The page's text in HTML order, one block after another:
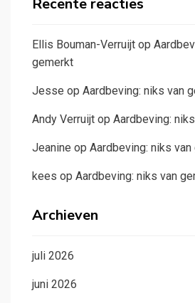
Ellis Bouman-Verruijt op
gemerkt
Jesse op Aardbeving: niks van
Andy Verruijt op Aardbeving:
Jeanine op Aardbeving: niks
kees op Aardbeving: niks van
Archieven
juli 2026
juni 2026